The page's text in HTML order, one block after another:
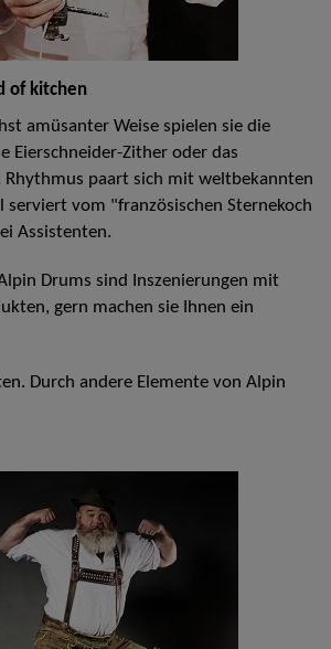
of kitchen
amüsanter Weise spielen sie die
Eierschneider-Zither oder das
Rhythmus paart sich mit weltbekannten
vom "französischen Sternekoch
Assistenten.
Drums sind Inszenierungen mit
gern machen sie Ihnen ein
Durch andere Elemente von Alpin